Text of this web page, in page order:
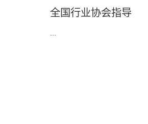
全国行业协会指导
...